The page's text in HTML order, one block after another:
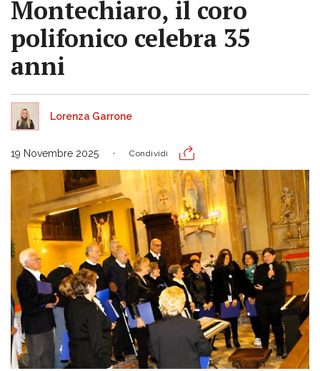
Montechiaro, il coro
polifonico celebra 35
anni
Lorenza Garrone
19 Novembre 2025 Condividi